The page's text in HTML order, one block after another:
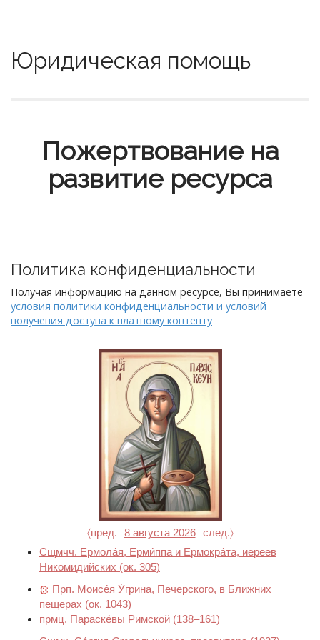
Юридическая помощь
Пожертвование на
развитие ресурса
Политика конфиденциальности
Получая информацию на данном ресурсе, Вы принимаете
условия политики конфиденциальности и условий
получения доступа к платному контенту
〈пред. 8 августа 2026
след.〉
Сщмчч. Ермола́я, Ерми́ппа и Ермокра́та, иереев
Никомидийских (ок. 305)
Прп. Моисе́я У́грина, Печерского, в Ближних
пещерах (ок. 1043)
прмц. Параске́вы Римской (138–161)